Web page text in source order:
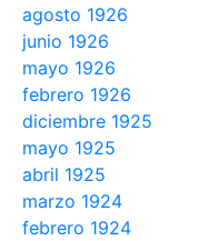
agosto 1926
junio 1926
mayo 1926
febrero 1926
diciembre 1925
mayo 1925
abril 1925
marzo 1924
febrero 1924